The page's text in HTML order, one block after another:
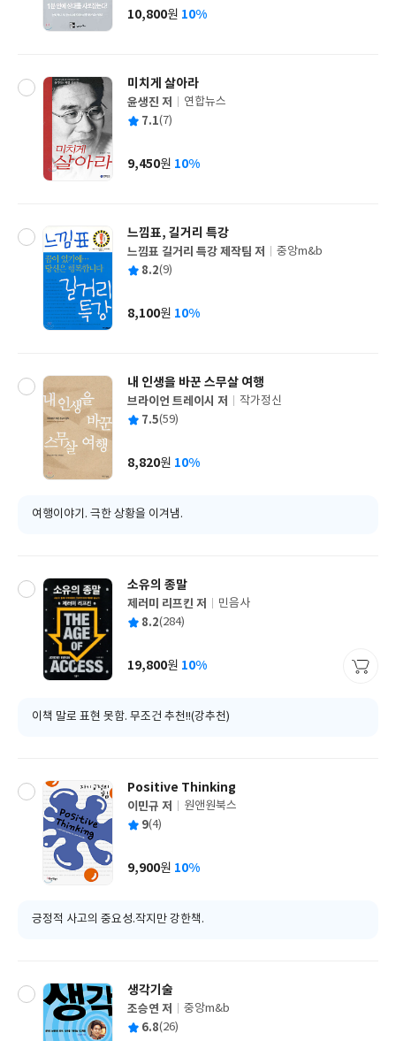
사
가
10,800원 10%
미치게 살아라
글
쓴
윤생진 저
출
사
연합뉴스
평 7.1(7)
가
9,450원 10%
느낌표, 길거리 특강
글
쓴
느낌표 길거리 특강 제작팀 저
출
사
중앙m&b
평 8.2(9)
가
8,100원 10%
내 인생을 바꾼 스무살 여행
글
쓴
브라이언 트레이시 저
출
사
작가정신
평 7.5(59)
가
8,820원 10%
여행이야기. 극한 상황을 이겨냄.
소유의 종말
글
쓴
제러미 리프킨 저
출
사
민음사
평 8.2(284)
가
19,800원 10%
이책 말로 표현 못함. 무조건 추천!!(강추천)
Positive Thinking
글
쓴
이민규 저
출
사
원앤원북스
평 9(4)
가
9,900원 10%
긍정적 사고의 중요성.작지만 강한책.
생각기술
글
쓴
조승연 저
출
중앙m&b
평 6.8(26)